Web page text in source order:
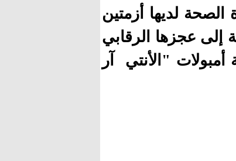
لديها أزمتين
إلى عجزها الرقابي
أمبولات "الأنتي آر